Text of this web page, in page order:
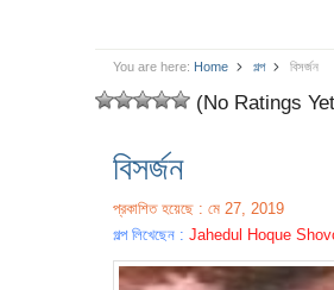
You are here: Home গল্প বিসর্জন
(No Ratings
বিসর্জন
প্রকাশিত হয়েছে : মে 27, 2019
গল্প লিখেছেন : Jahedul Hoque